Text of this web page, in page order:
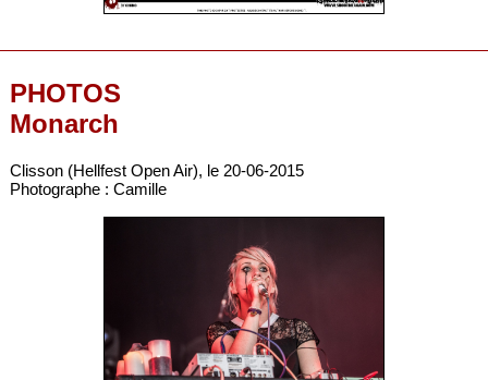
PHOTOS
Monarch
Clisson (Hellfest Open Air), le 20-06-2015
Photographe : Camille